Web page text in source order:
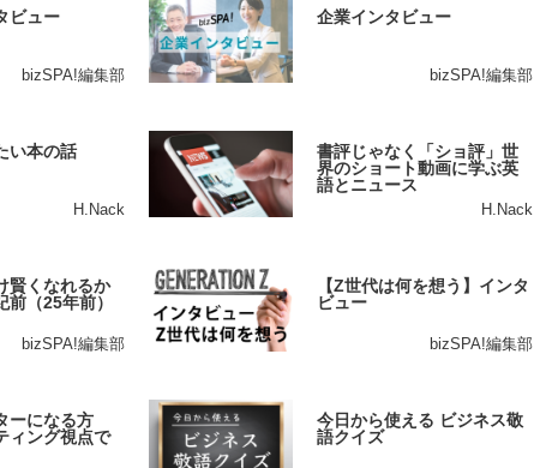
ビュー
bizSPA!編集部
企業インタビュー
bizSPA!編集部
い本の話
H.Nack
書評じゃなく「ショ評」世
界のショート動画に学ぶ英
語とニュース
H.Nack
賢くなれるか
前（25年前）
bizSPA!編集部
【Z世代は何を想う】インタ
ビュー
bizSPA!編集部
ーになる方
ィング視点で
今日から使える ビジネス敬
語クイズ